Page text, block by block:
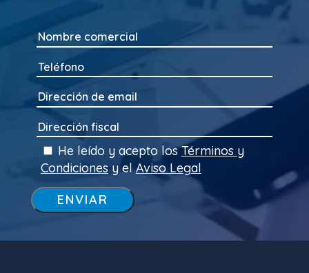
He leído y acepto losTérminos y
Condicionesy elAviso Legal